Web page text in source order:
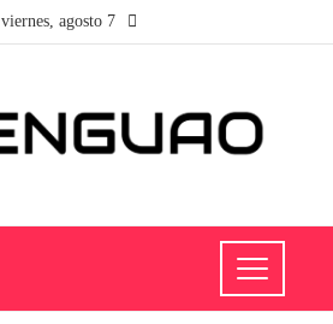
viernes, agosto 7